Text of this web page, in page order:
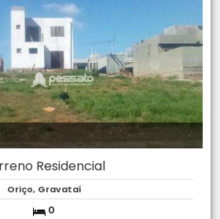
Residencial
Oriço, Gravataí
0